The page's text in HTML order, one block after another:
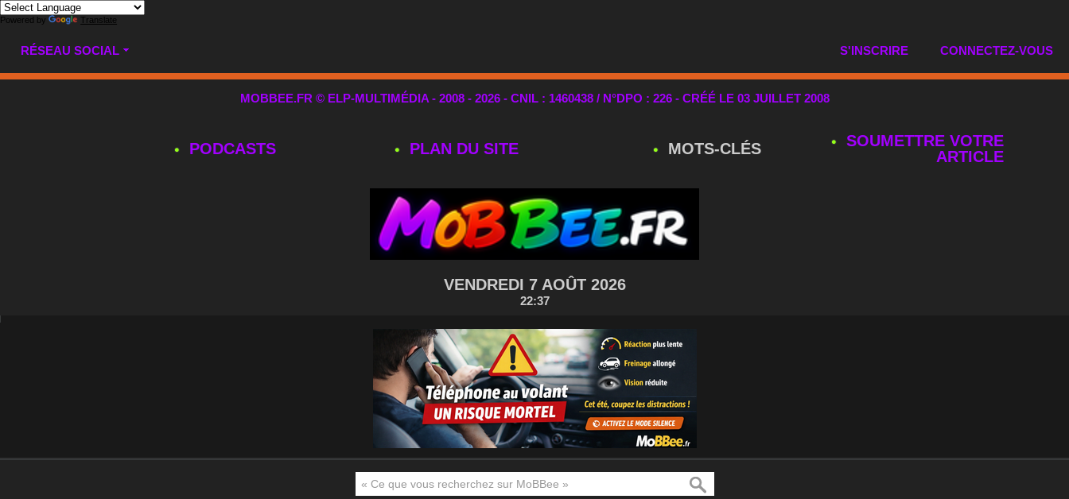
Powered by Translate
RÉSEAU SOCIAL CONNECTEZ-VOUS
S'INSCRIRE
MOBBEE.FR © ELP-MULTIMÉDIA - 2008 - 2026 - CNIL : 1460438 / N°DPO : 226 - CRÉÉ LE 03 JUILLET 2008
PODCASTS PLAN DU SITE MOTS‑CLÉS
SOUMETTRE VOTRE
ARTICLE
VENDREDI 7 AOÛT 2026
22:37